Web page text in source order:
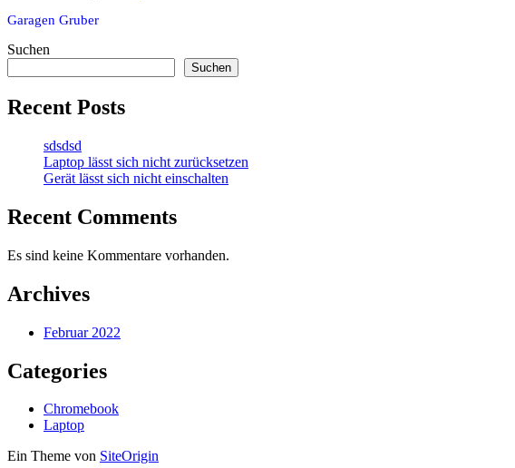
Garagen Gruber
Suchen
Suchen
Recent Posts
sdsdsd
Laptop lässt sich nicht zurücksetzen
Gerät lässt sich nicht einschalten
Recent Comments
Es sind keine Kommentare vorhanden.
Archives
Februar 2022
Categories
Chromebook
Laptop
Ein Theme von SiteOrigin